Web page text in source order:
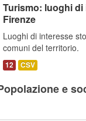
Turismo: luoghi di
Firenze
Luoghi di interesse
comuni del territorio.
12 CSV
e